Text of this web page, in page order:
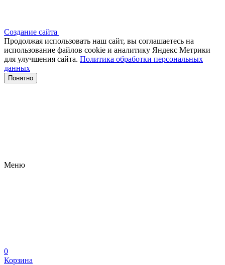
Создание сайта
Продолжая использовать наш сайт, вы соглашаетесь на
использование файлов сооkіе и аналитику Яндекс Метрики
для улучшения сайта. Политика обработки персональных
данных
Понятно
Меню
0
Корзина